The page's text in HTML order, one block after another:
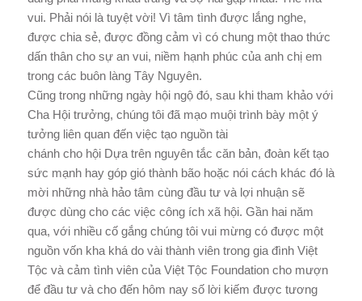
vui. Phải nói là tuyệt vời! Vì tâm tình được lắng nghe,
được chia sẻ, được đồng cảm vì có chung một thao thức
dấn thân cho sự an vui, niềm hạnh phúc của anh chị em
trong các buôn làng Tây Nguyên.
Cũng trong những ngày hội ngộ đó, sau khi tham khảo với
Cha Hội trưởng, chúng tôi đã mạo muội trình bày một ý
tưởng liên quan đến việc tạo nguồn tài
chánh cho hội Dựa trên nguyên tắc căn bản, đoàn kết tạo
sức mạnh hay góp gió thành bão hoặc nói cách khác đó là
mời những nhà hảo tâm cùng đầu tư và lợi nhuận sẽ
được dùng cho các việc công ích xã hội. Gần hai năm
qua, với nhiều cố gắng chúng tôi vui mừng có được một
nguồn vốn kha khá do vài thành viên trong gia đình Việt
Tộc và cảm tình viên của Việt Tộc Foundation cho mượn
để đầu tư và cho đến hôm nay số lời kiếm được tương